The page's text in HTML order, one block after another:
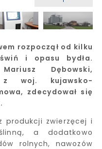
rozpoczął od kilku
i opasu bydła.
Dębowski,
z woj. kujawsko-
zdecydował się
produkcji zwierzęcej i
a dodatkowo
rolnych, nawozów